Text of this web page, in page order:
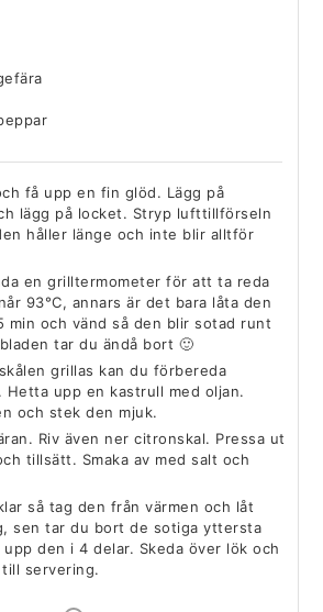
få upp en fin glöd. Lägg på
lägg på locket. Stryp lufttillförseln
håller länge och inte blir alltför
en grilltermometer för att ta reda
93°C, annars är det bara låta den
min och vänd så den blir sotad runt
tar du ändå bort 🙂
grillas kan du förbereda
Hetta upp en kastrull med oljan.
och stek den mjuk.
Riv även ner citronskal. Pressa ut
tillsätt. Smaka av med salt och
så tag den från värmen och låt
sen tar du bort de sotiga yttersta
upp den i 4 delar. Skeda över lök och
servering.